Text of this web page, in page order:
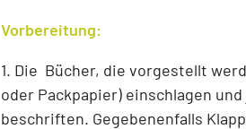
Vorbereitung:
1. Die Bücher, die vorgestellt
oder Packpapier) einschlagen
beschriften. Gegebenenfalls